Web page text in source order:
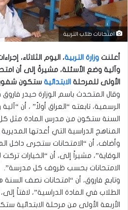
امتحانات طلاب التربية
علنت وزارة التربية، اليوم الثلاثاء، إج
وآلية وضع الأسئلة، مشيرةً إلى أن
الأولى للمرحلة الابتدائية ستكون
وقال المتحدث باسم الوزارة حيدر
الرسمية، تابعته “العراق أولاً” ، أن
السنة ستكون من مدرس المادة مثل
المناهج الدراسية التي أعدتها
وأضاف، أن “الامتحانات ستجرى داخل
الوقاية”، مشيراً إلى، أن “الخيارات
الامتحانات بحسب ظروف كل مدرسة”.
وتابع فاروق، أن “امتحانات نصف السنة
الطلاب في المادة الدراسية”، لافتاً
الأربعة الأولى من مرحلة الابتدائية